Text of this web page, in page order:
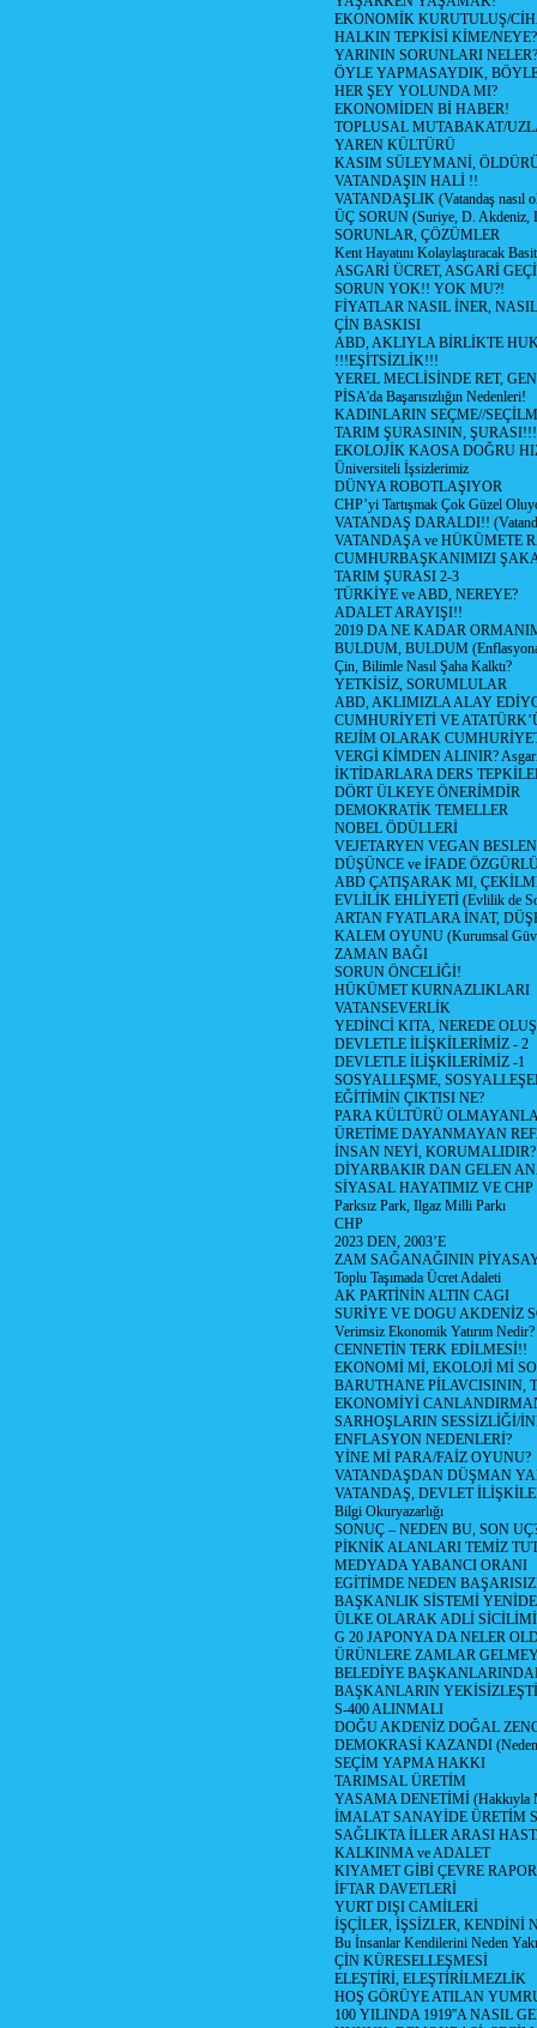
EKONOMİK KURUTULUŞ/
HALKIN TEPKİSİ KİME/NEYE?
YARININ SORUNLARI NELER?
ÖYLE YAPMASAYDIK,
HER ŞEY YOLUNDA MI?
EKONOMİDEN Bİ HABER!
TOPLUSAL MUTABAKAT/
YAREN KÜLTÜRÜ
KASIM SÜLEYMANİ,
VATANDAŞIN HALİ !!
VATANDAŞLIK (Vatandaş nasıl
ÜÇ SORUN (Suriye, D. Akdeniz,
SORUNLAR, ÇÖZÜMLER
Kent Hayatını Kolaylaştıracak
ASGARİ ÜCRET, ASGARİ
SORUN YOK!! YOK MU?!
FİYATLAR NASIL İNER,
ÇİN BASKISI
ABD, AKLIYLA BİRLİKTE
!!!EŞİTSİZLİK!!!
YEREL MECLİSİNDE RET,
PİSA'da Başarısızlığın Nedenleri!
KADINLARIN SEÇME//
TARIM ŞURASININ, ŞURASI!!!
EKOLOJİK KAOSA DOĞRU
Üniversiteli İşsizlerimiz
DÜNYA ROBOTLAŞIYOR
CHP’yi Tartışmak Çok Güzel
VATANDAŞ DARALDI!!
VATANDAŞA ve HÜKÜMETE
CUMHURBAŞKANIMIZI
TARIM ŞURASI 2-3
TÜRKİYE ve ABD, NEREYE?
ADALET ARAYIŞI!!
2019 DA NE KADAR
BULDUM, BULDUM
Çin, Bilimle Nasıl Şaha Kalktı?
YETKİSİZ, SORUMLULAR
ABD, AKLIMIZLA ALAY
CUMHURİYETİ VE
REJİM OLARAK
VERGİ KİMDEN ALINIR?
İKTİDARLARA DERS
DÖRT ÜLKEYE ÖNERİMDİR
DEMOKRATİK TEMELLER
NOBEL ÖDÜLLERİ
VEJETARYEN VEGAN
DÜŞÜNCE ve İFADE
ABD ÇATIŞARAK MI,
EVLİLİK EHLİYETİ (Evlilik de
ARTAN FYATLARA İNAT,
KALEM OYUNU (Kurumsal
ZAMAN BAĞI
SORUN ÖNCELİĞİ!
HÜKÜMET KURNAZLIKLARI
VATANSEVERLİK
YEDİNCİ KITA, NEREDE
DEVLETLE İLİŞKİLERİMİZ - 2
DEVLETLE İLİŞKİLERİMİZ -1
SOSYALLEŞME,
EĞİTİMİN ÇIKTISI NE?
PARA KÜLTÜRÜ
ÜRETİME DAYANMAYAN
İNSAN NEYİ, KORUMALIDIR?
DİYARBAKIR DAN GELEN
SİYASAL HAYATIMIZ VE CHP
Parksız Park, Ilgaz Milli Parkı
CHP
2023 DEN, 2003’E
ZAM SAĞANAĞININ
Toplu Taşımada Ücret Adaleti
AK PARTİNİN ALTIN CAGI
SURİYE VE DOGU AKDENİZ
Verimsiz Ekonomik Yatırım Nedir?
CENNETİN TERK EDİLMESİ!!
EKONOMİ Mİ, EKOLOJİ Mİ
BARUTHANE PİLAVCISININ,
EKONOMİYİ
SARHOŞLARIN SESSİZLİĞİ/
ENFLASYON NEDENLERİ?
YİNE Mİ PARA/FAİZ OYUNU?
VATANDAŞDAN DÜŞMAN
VATANDAŞ, DEVLET
Bilgi Okuryazarlığı
SONUÇ – NEDEN BU, SON
PİKNİK ALANLARI TEMİZ
MEDYADA YABANCI ORANI
EGİTİMDE NEDEN
BAŞKANLIK SİSTEMİ
ÜLKE OLARAK ADLİ
G 20 JAPONYA DA NELER
ÜRÜNLERE ZAMLAR
BELEDİYE
BAŞKANLARIN
S-400 ALINMALI
DOĞU AKDENİZ DOĞAL
DEMOKRASİ KAZANDI (Neden
SEÇİM YAPMA HAKKI
TARIMSAL ÜRETİM
YASAMA DENETİMİ (Hakkıyla
İMALAT SANAYİDE ÜRETİM
SAĞLIKTA İLLER ARASI
KALKINMA ve ADALET
KIYAMET GİBİ ÇEVRE
İFTAR DAVETLERİ
YURT DIŞI CAMİLERİ
İŞÇİLER, İŞSİZLER, KENDİNİ
Bu İnsanlar Kendilerini Neden
ÇİN KÜRESELLEŞMESİ
ELEŞTİRİ, ELEŞTİRİLMEZLİK
HOŞ GÖRÜYE ATILAN
100 YILINDA 1919''A NASIL